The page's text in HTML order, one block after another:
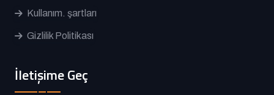
Kullanım. şartları
Gizlilik Politikası
İletişime Geç